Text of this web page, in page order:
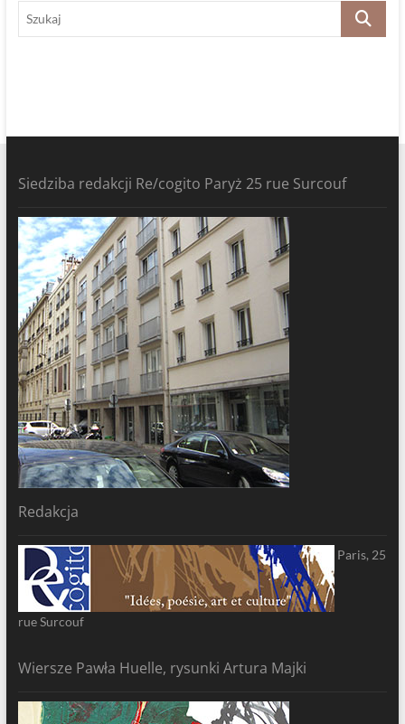
Szukaj
Siedziba redakcji Re/cogito Paryż 25 rue Surcouf
Redakcja
Paris, 25
rue Surcouf
Wiersze Pawła Huelle, rysunki Artura Majki